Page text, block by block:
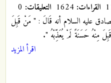
القراءات: التعليقات:
عليه السلام أنه قَالَ : " مَنْ‏ قَبِلَ‏
مِنْهُ حَسَنَةً لَمْ يُعَذِّبْهُ ".
اقرأ المزيد